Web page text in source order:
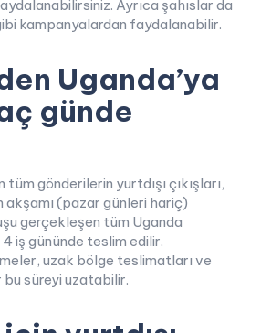
Ayrıca şahıslar da
kampanyalardan faydalanabilir.
Uganda’ya
günde
gönderilerin yurtdışı çıkışları,
akşamı (pazar günleri hariç)
gerçekleşen tüm Uganda
iş gününde teslim edilir.
uzak bölge teslimatları ve
süreyi uzatabilir.